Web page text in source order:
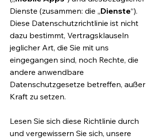
Dienste (zusammen: die „Dienste“).
Diese Datenschutzrichtlinie ist nicht
dazu bestimmt, Vertragsklauseln
jeglicher Art, die Sie mit uns
eingegangen sind, noch Rechte, die
andere anwendbare
Datenschutzgesetze betreffen, außer
Kraft zu setzen.
Lesen Sie sich diese Richtlinie durch
und vergewissern Sie sich, unsere